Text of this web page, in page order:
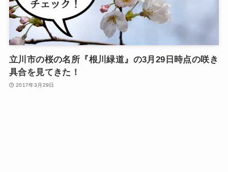
立川市の桜の名所『根川緑道』の3月29日時点の咲き
具合を見てきた！
2017年3月29日